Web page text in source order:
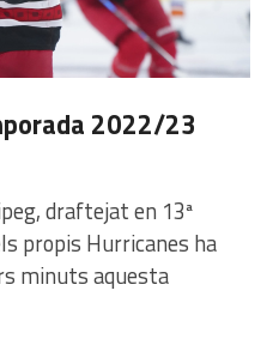
2022/23
draftejat en 13ª
propis Hurricanes ha
minuts aquesta